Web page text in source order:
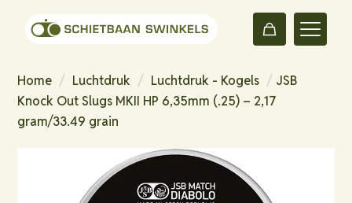
Home / Luchtdruk / Luchtdruk - Kogels / JSB
Knock Out Slugs MKII HP 6,35mm (.25) – 2,17
gram/33.49 grain